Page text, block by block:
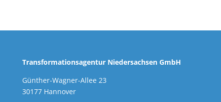
Transformationsagentur Niedersachsen GmbH
Günther-Wagner-Allee 23
30177 Hannover